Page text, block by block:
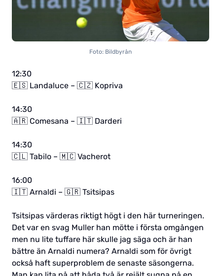
Foto: Bildbyrån
12:30
🇪🇸 Landaluce – 🇨🇿 Kopriva
14:30
🇦🇷 Comesana – 🇮🇹 Darderi
14:30
🇨🇱 Tabilo – 🇲🇨 Vacherot
16:00
🇮🇹 Arnaldi – 🇬🇷 Tsitsipas
Tsitsipas värderas riktigt högt i den här turneringen.
Det var en svag Muller han mötte i första omgången
men nu lite tuffare här skulle jag säga och är han
bättre än Arnaldi numera? Arnaldi som för övrigt
också haft superproblem de senaste säsongerna.